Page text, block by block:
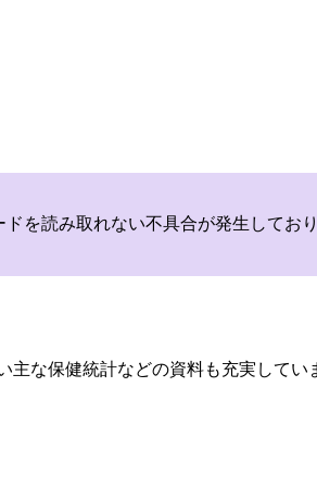
を読み取れない不具合が発生して
主な保健統計などの資料も充実してい